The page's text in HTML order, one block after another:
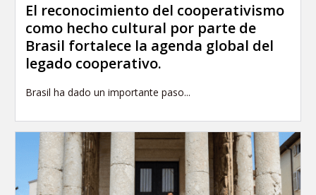
El reconocimiento del cooperativismo
como hecho cultural por parte de
Brasil fortalece la agenda global del
legado cooperativo.
Brasil ha dado un importante paso...